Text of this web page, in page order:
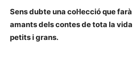
Sens dubte una col·lecció que
amants dels contes de tota la
petits i grans.